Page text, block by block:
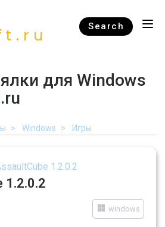
Search
для Windows
Windows Игры
1.2.0.2
windows